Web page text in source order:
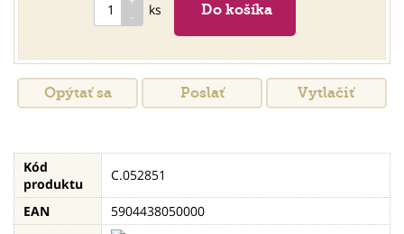
ks
Opýtať sa Poslať Vytlačiť
Kód
produktu
C.052851
EAN
5904438050000